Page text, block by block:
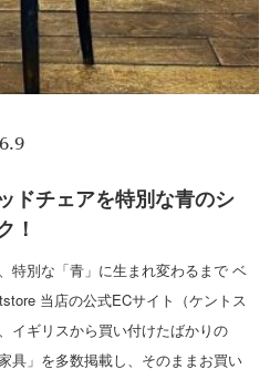
ドチェアを特別な青のシ
！
特別な「青」に生まれ変わるまで ベ
当店の公式ECサイト（ケントス
イギリスから買い付けたばかりの
具」を多数掲載し、そのままお買い